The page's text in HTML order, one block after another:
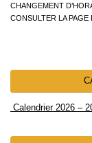
CHANGEMENT
CONSULTER LA
Calendrier 2026 –